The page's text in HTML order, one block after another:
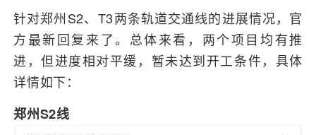
针对郑州S2、T3两条轨道交通线的进展情况，官
方最新回复来了。总体来看，两个项目均有推
进，但进度相对平缓，暂未达到开工条件，具体
详情如下：
郑州S2线